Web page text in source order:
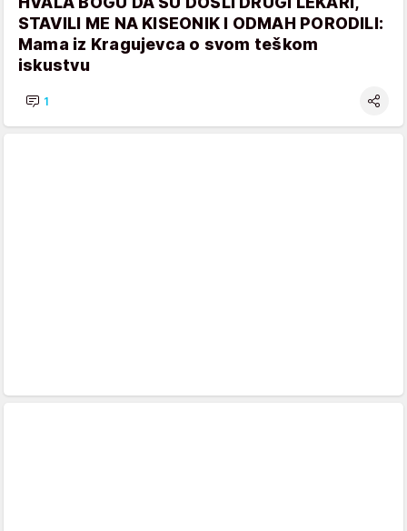
STAVILI ME NA KISEONIK I ODMAH PORODILI:
Mama iz Kragujevca o svom teškom
iskustvu
1